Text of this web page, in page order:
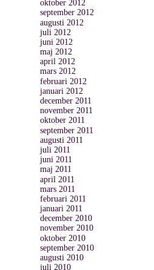
oktober 2012
september 2012
augusti 2012
juli 2012
juni 2012
maj 2012
april 2012
mars 2012
februari 2012
januari 2012
december 2011
november 2011
oktober 2011
september 2011
augusti 2011
juli 2011
juni 2011
maj 2011
april 2011
mars 2011
februari 2011
januari 2011
december 2010
november 2010
oktober 2010
september 2010
augusti 2010
juli 2010